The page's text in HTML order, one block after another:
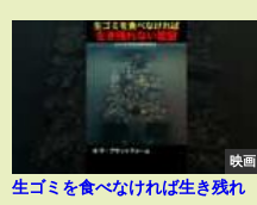
映画
生ゴミを食べなければ生き残れ